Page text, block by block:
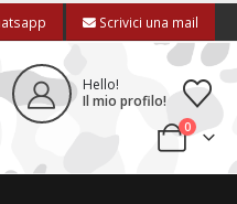
Scrivici una mail
Hello!
Il mio profilo!
0